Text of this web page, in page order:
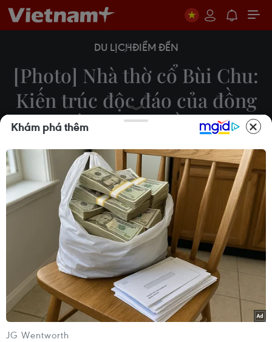
DU LỊCHĐIỂM ĐẾN
[Photo] Nhà thờ cổ Bùi Chu:
Kiến trúc độc đáo của đồng
bằng sông Hồng
Xuân Mai
24/11/2019 23:43
Nhà thờ Chính tòa Bùi Chu, tỉnh Nam Định là một
trong những nhà thờ cổ kính nhất các tỉnh phía
Bắc, có lịch sử tương đương Nhà thờ Đức Bà ở
Thành phố Hồ Chí Minh (1880), Nhà thờ Lớn Hà
Nội (1886).
Khám phá thêm
JG Wentworth